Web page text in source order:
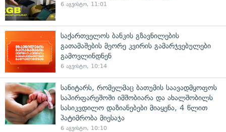
6 აგვისტო, 11:01
საქართველოს ბანკის გზავნილების
გათამაშების მეორე კვირის გამარჯვებულები
გამოვლინდნენ
6 აგვისტო, 10:14
სანიტარს, რომელმაც ბათუმის საავადმყოფოს
საპირფარეშოში იმშობიარა და ახალშობილს
სასიკვდილო დაზიანებები მიაყენა, 4 წლით
პატიმრობა მიესაჯა
6 აგვისტო, 10:10